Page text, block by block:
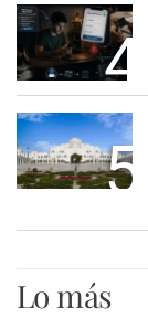
4
5
Lo más